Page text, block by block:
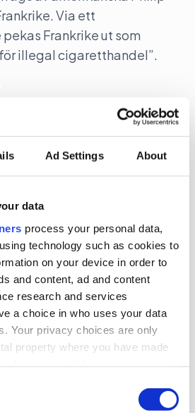
Ad Settings About
data
process your personal data,
technology such as cookies to
on your device in order to
and content, ad and content
research and services
a choice in who uses your data
Your privacy choices are only
property where you have made
Via ett
Frankrike ut som
illegal cigaretthandel”.
Hemily
Hemeiy tar in två profiler
lämnar regeringen
kan det vara läge att
nya jobb. I alla fall har två